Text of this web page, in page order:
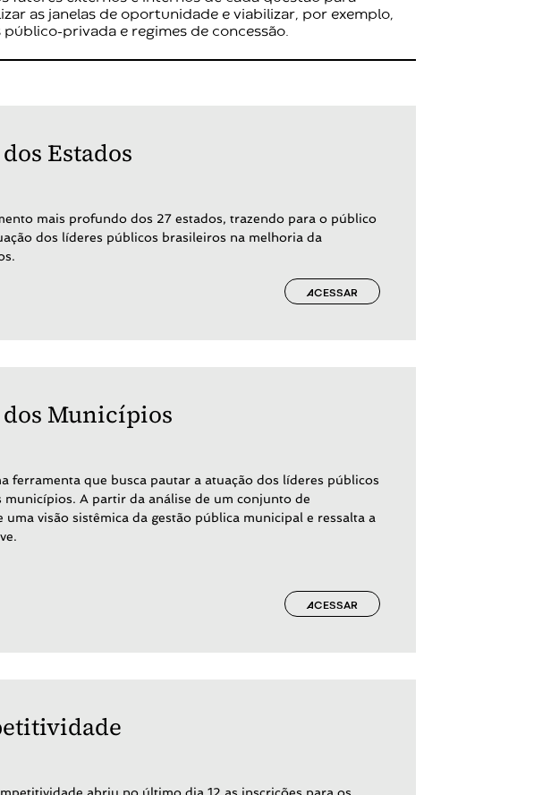
as janelas de oportunidade e viabilizar, por exemplo,
público-privada e regimes de concessão.
Estados
mais profundo dos 27 estados, trazendo para o público
dos líderes públicos brasileiros na melhoria da
ACESSAR
Municípios
ferramenta que busca pautar a atuação dos líderes públicos
A partir da análise de um conjunto de
visão sistêmica da gestão pública municipal e ressalta a
ACESSAR